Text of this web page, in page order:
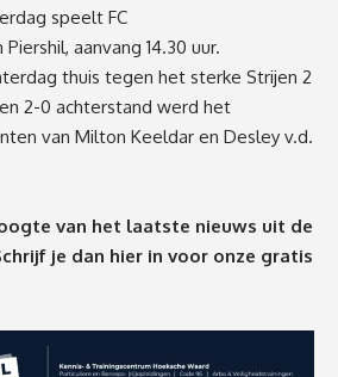
speelt FC
aanvang 14.30 uur.
thuis tegen het sterke Strijen 2
2-0 achterstand werd het
van Milton Keeldar en Desley v.d.
van het laatste nieuws uit de
je dan hier in voor onze gratis